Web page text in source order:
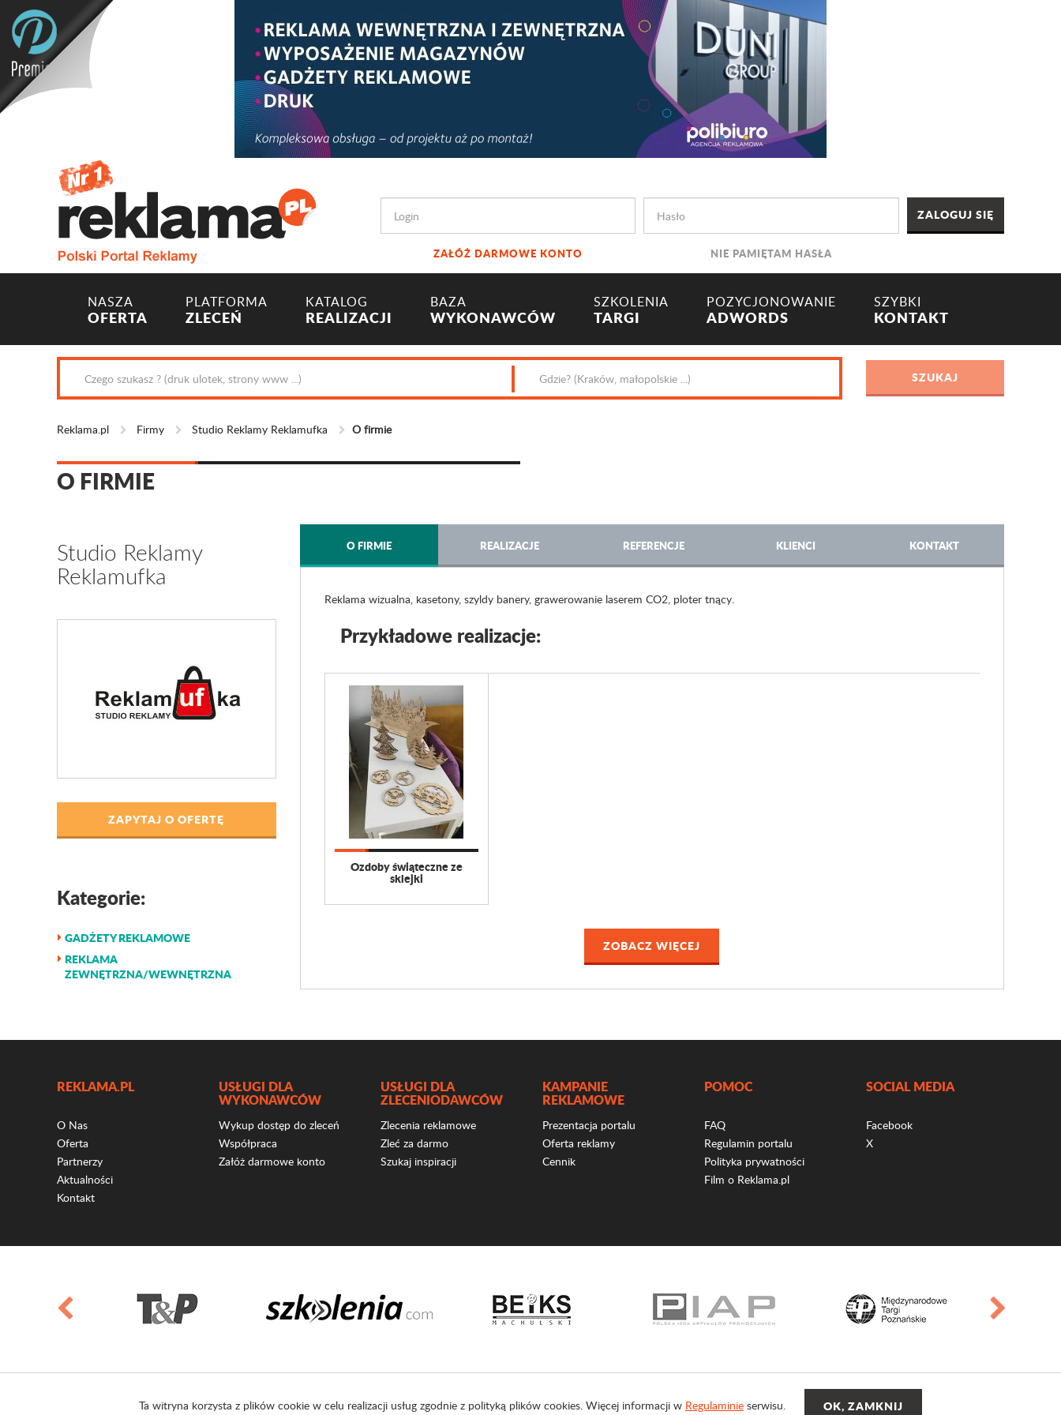
ZAŁÓŻ DARMOWE KONTO NIE PAMIĘTAM HASŁA
NASZA
OFERTA
PLATFORMA
ZLECEŃ
KATALOG
REALIZACJI
BAZA
WYKONAWCÓW
SZKOLENIA
TARGI
POZYCJONOWANIE
ADWORDS
SZYBKI
KONTAKT
Reklama.pl Firmy Studio Reklamy Reklamufka O firmie
O FIRMIE
Studio Reklamy
Reklamufka
ZAPYTAJ O OFERTĘ
Kategorie:
GADŻETY REKLAMOWE
REKLAMA
ZEWNĘTRZNA/WEWNĘTRZNA
O FIRMIE REALIZACJE REFERENCJE KLIENCI KONTAKT
Reklama wizualna, kasetony, szyldy banery, grawerowanie laserem CO2, ploter tnący.
Przykładowe realizacje:
Ozdoby świąteczne ze
sklejki
ZOBACZ WIĘCEJ
REKLAMA.PL
O Nas
Oferta
Partnerzy
Aktualności
Kontakt
USŁUGI DLA
WYKONAWCÓW
Wykup dostęp do zleceń
Współpraca
Załóż darmowe konto
USŁUGI DLA
ZLECENIODAWCÓW
Zlecenia reklamowe
Zleć za darmo
Szukaj inspiracji
KAMPANIE
REKLAMOWE
Prezentacja portalu
Oferta reklamy
Cennik
POMOC
FAQ
Regulamin portalu
Polityka prywatności
Film o Reklama.pl
SOCIAL MEDIA
Facebook
X
Ta witryna korzysta z plików cookie w celu realizacji usług zgodnie z polityką plików cookies. Więcej informacji w Regulaminie serwisu.